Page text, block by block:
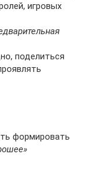
игровых
поделиться
формировать